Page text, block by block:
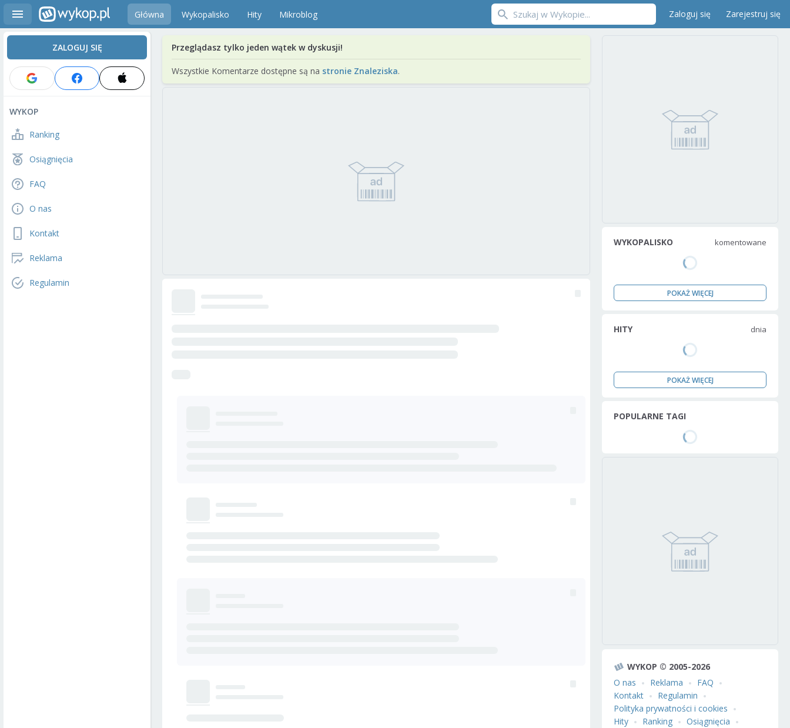
Główna Wykopalisko Hity Mikroblog Zaloguj się Zarejestruj się
ZALOGUJ SIĘ
WYKOP
Ranking
Osiągnięcia
FAQ
O nas
Kontakt
Reklama
Regulamin
Przeglądasz tylko jeden wątek w dyskusji!
Wszystkie Komentarze dostępne są na stronie Znaleziska.
WYKOPALISKO komentowane
POKAŻ WIĘCEJ
HITY dnia
POKAŻ WIĘCEJ
POPULARNE TAGI
WYKOP © 2005-2026
O nas
Reklama
FAQ
Kontakt
Regulamin
Polityka prywatności i cookies
Hity
Ranking
Osiągnięcia